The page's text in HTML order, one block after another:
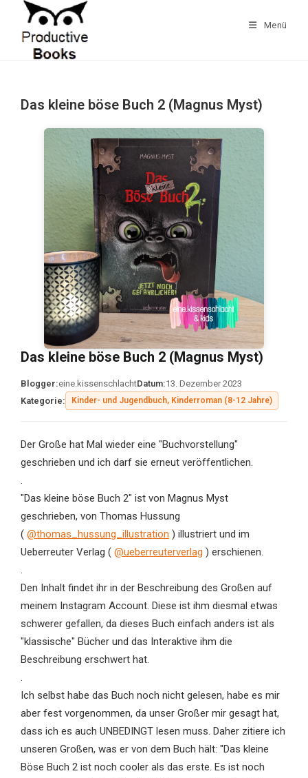
springen
Menü
Das kleine böse Buch 2 (Magnus Myst)
Das kleine böse Buch 2 (Magnus Myst)
Blogger:eine.kissenschlachtDatum:13. Dezember 2023
Kategorie:
Kinder- und Jugendbuch, Kinderroman (8-12 Jahre)
Der Große hat Mal wieder eine "Buchvorstellung"
geschrieben und ich darf sie erneut veröffentlichen.
.
"Das kleine böse Buch 2" ist von Magnus Myst
geschrieben, von Thomas Hussung
( @thomas_hussung_illustration ) illustriert und im
Ueberreuter Verlag ( @ueberreuterverlag ) erschienen.
.
Den Inhalt findet ihr in der Beschreibung des Großen auf
meinem Instagram Account. Diese ist ihm diesmal etwas
schwerer gefallen, da dieses Buch einfach anders ist als
"klassische" Bücher und das Interaktive ihm die
Beschreibung erschwert hat.
.
Ich selbst habe das Buch noch nicht gelesen, habe es mir
aber fest vorgenommen, da unser Großer mir gesagt hat,
dass ich es auch UNBEDINGT lesen muss. Daher zitiere ich
unseren Großen, was er von dem Buch hält: "Das kleine
Böse Buch 2 ist noch cooler als das erste. Es ist noch